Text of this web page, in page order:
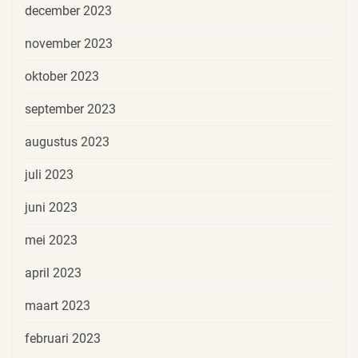
december 2023
november 2023
oktober 2023
september 2023
augustus 2023
juli 2023
juni 2023
mei 2023
april 2023
maart 2023
februari 2023